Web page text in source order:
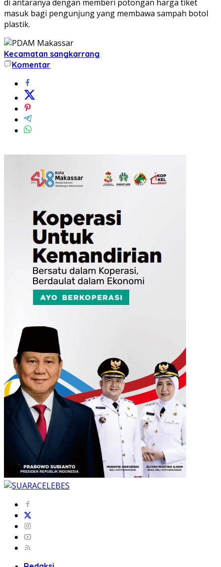
di antaranya dengan memberi potongan harga tiket
masuk bagi pengunjung yang membawa sampah botol
plastik.
Kecamatan sangkarrang
Komentar